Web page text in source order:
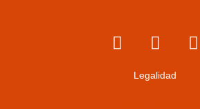
Legalidad